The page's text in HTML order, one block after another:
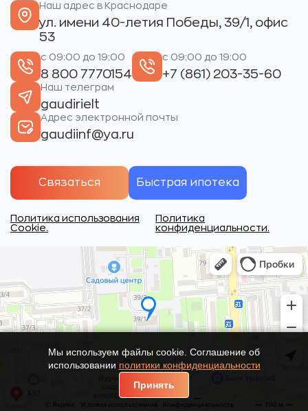
Наш адрес в Краснодаре
ул. имени 40-летия Победы, 39/1, офис
53
с 09:00 до 19:00
8 800 7770154
с 09:00 до 19:00
+7 (861) 203-35-60
Наш телеграм
gaudirielt
Адрес электронной почты
gaudiinf@ya.ru
Связаться Быстрая ипотека
Политика использования
Cookie.
Политика
конфиденциальности.
Мы используем файлы cookie. Соглашение об
использовании политики конфиденциальности
Принять